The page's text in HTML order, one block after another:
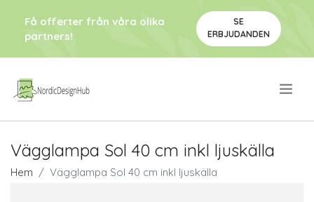
Få offerter från våra olika
partners!
SE
ERBJUDANDEN
Vägglampa Sol 40 cm inkl ljuskälla
Hem Vägglampa Sol 40 cm inkl ljuskälla